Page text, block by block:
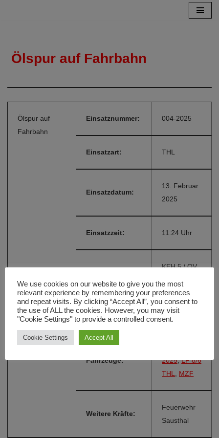
springen
Ölspur auf Fahrbahn
Ölspur auf
Fahrbahn
Einsatznummer: 004-2025
Einsatzart: THL
Einsatzdatum:
13. Februar
2025
Einsatzzeit: 11:24 Uhr
KEH 5 / OV
Alarmierungsart: FME
Fahrzeuge:
2025,LF 8/6
THL
MZF
Weitere Kräfte:
Feuerwehr
Sausthal
We use cookies on our website to give you the most
relevant experience by remembering your preferences
and repeat visits. By clicking “Accept All”, you consent to
the use of ALL the cookies. However, you may visit
"Cookie Settings" to provide a controlled consent.
Cookie Settings Accept All